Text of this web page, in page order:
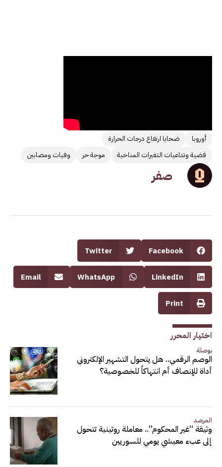
أوروبا
ضحايا ارتفاع درجات الحرارة
قضية وتداعيات التغيرات المناخية
موجة حر وفيات ومصابين
صفر
Facebook
Twitter
LinkedIn
WhatsApp
Email
Print
اختيار المحرر
بوصلة
الوصم الرقمي.. هل يتحول التشهير الإلكتروني
أداة للإنصاف أم انتهاكاً للخصوصية؟
المرصد
وثيقة “غير المحكوم”.. معاملة روتينية تتحول
إلى عبء معيشي يومي للسوريين